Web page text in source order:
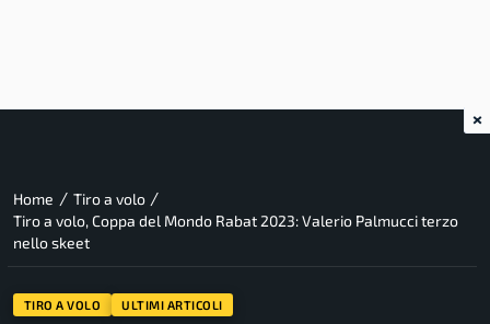
Home / Tiro a volo /
Tiro a volo, Coppa del Mondo Rabat 2023: Valerio Palmucci terzo
nello skeet
TIRO A VOLO ULTIMI ARTICOLI
×